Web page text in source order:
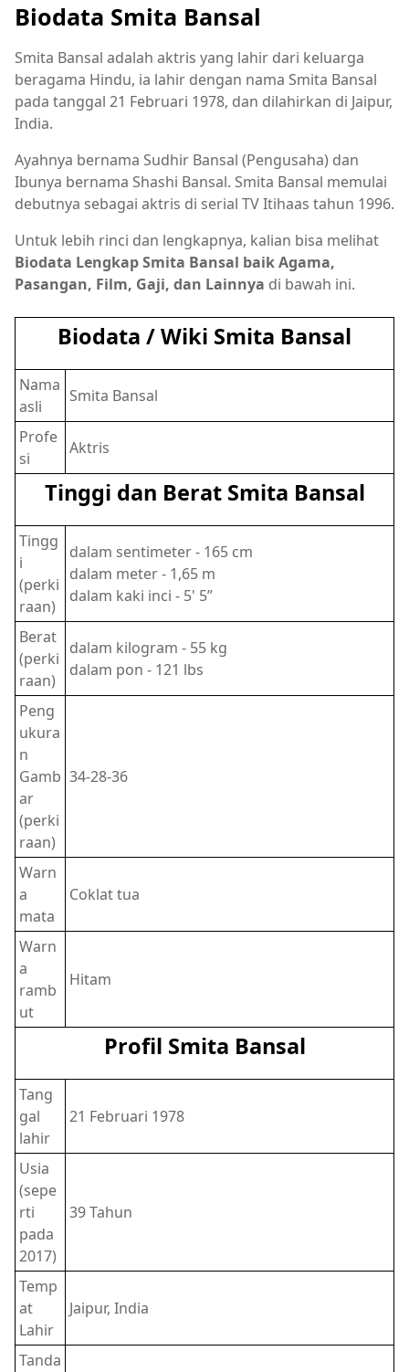
Biodata Smita Bansal
Smita Bansal adalah aktris yang lahir dari keluarga
beragama Hindu, ia lahir dengan nama Smita Bansal
pada tanggal 21 Februari 1978, dan dilahirkan di Jaipur,
India.
Ayahnya bernama Sudhir Bansal (Pengusaha) dan
Ibunya bernama Shashi Bansal. Smita Bansal memulai
debutnya sebagai aktris di serial TV Itihaas tahun 1996.
Untuk lebih rinci dan lengkapnya, kalian bisa melihat
Biodata Lengkap Smita Bansal baik Agama,
Pasangan, Film, Gaji, dan Lainnya di bawah ini.
Biodata / Wiki Smita Bansal
Nama
asli
Smita Bansal
Profe
si
Aktris
Tinggi dan Berat Smita Bansal
Tingg
i
(perki
raan)
dalam sentimeter - 165 cm
dalam meter - 1,65 m
dalam kaki inci - 5' 5”
Berat
(perki
raan)
dalam kilogram - 55 kg
dalam pon - 121 lbs
Peng
ukura
n
Gamb
ar
(perki
raan)
34-28-36
Warn
a
mata
Coklat tua
Warn
a
ramb
ut
Hitam
Profil Smita Bansal
Tang
gal
lahir
21 Februari 1978
Usia
(sepe
rti
pada
2017)
39 Tahun
Temp
at
Lahir
Jaipur, India
Tanda